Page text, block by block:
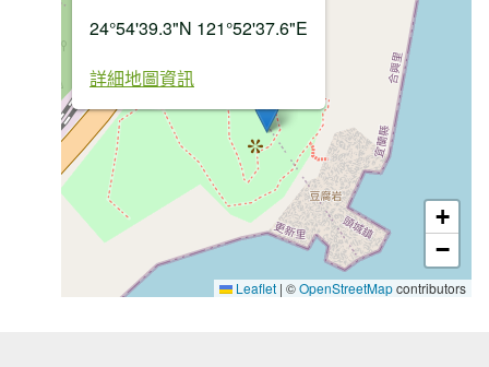
+
−
Leaflet | ©OpenStreetMapcontributors
24°54'39.3"N 121°52'37.6"E
詳細地圖資訊